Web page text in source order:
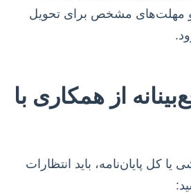
و مهلت‌های مشخص برای تحویل
از همکاری با
کل پایان‌نامه، باید انتظارات